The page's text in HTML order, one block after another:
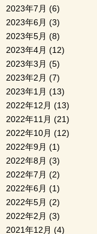
2023年7月 (6)
2023年6月 (3)
2023年5月 (8)
2023年4月 (12)
2023年3月 (5)
2023年2月 (7)
2023年1月 (13)
2022年12月 (13)
2022年11月 (21)
2022年10月 (12)
2022年9月 (1)
2022年8月 (3)
2022年7月 (2)
2022年6月 (1)
2022年5月 (2)
2022年2月 (3)
2021年12月 (4)